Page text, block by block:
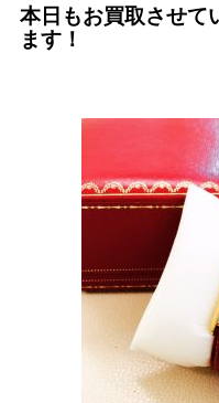
本日もお買取させて
ます！